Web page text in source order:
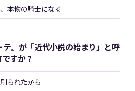
本物の騎士になる
テ』が「近代小説の始まり」と呼
すか？
られたから